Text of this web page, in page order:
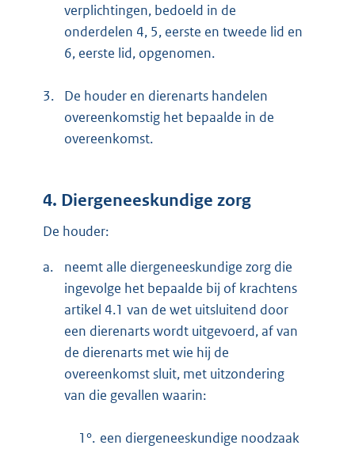
verplichtingen, bedoeld in de
onderdelen 4, 5, eerste en tweede lid en
6, eerste lid, opgenomen.
3.
De houder en dierenarts handelen
overeenkomstig het bepaalde in de
overeenkomst.
4. Diergeneeskundige zorg
De houder:
a.
neemt alle diergeneeskundige zorg die
ingevolge het bepaalde bij of krachtens
artikel 4.1 van de wet uitsluitend door
een dierenarts wordt uitgevoerd, af van
de dierenarts met wie hij de
overeenkomst sluit, met uitzondering
van die gevallen waarin:
1°. een diergeneeskundige noodzaak